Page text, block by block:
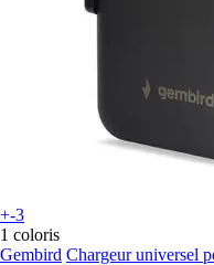
+-3
1 coloris
Gembird Chargeur universel